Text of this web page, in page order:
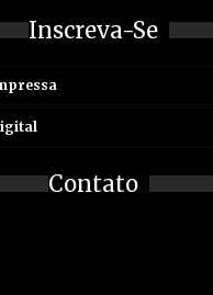
Inscreva-Se
Contato